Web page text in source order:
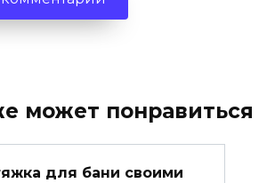
может понравиться
для бани своими